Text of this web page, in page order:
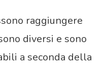
raggiungere
diversi e sono
a seconda della